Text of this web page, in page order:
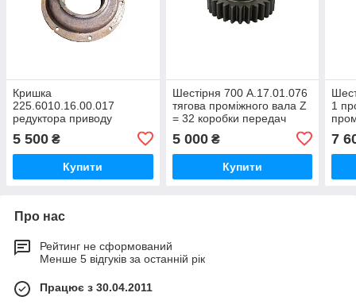
Кришка
225.6010.16.00.017
редуктора приводу
насосів РПН нового зразка
трактора Кировець
К-700А, К-701,К-744
5 500 ₴
Купити
Шестірня 700 А.17.01.076
тягова проміжного вала Z
= 32 коробки передач
трактора Кировець К-700,
К-701, К-702
5 000₴
Купити
1
7
Про нас
Рейтинг не сформований
Менше 5 відгуків за останній рік
Працює з 30.04.2011